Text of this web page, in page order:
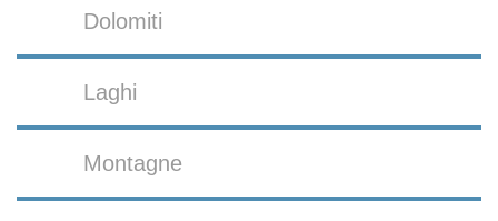
Dolomiti
Laghi
Montagne